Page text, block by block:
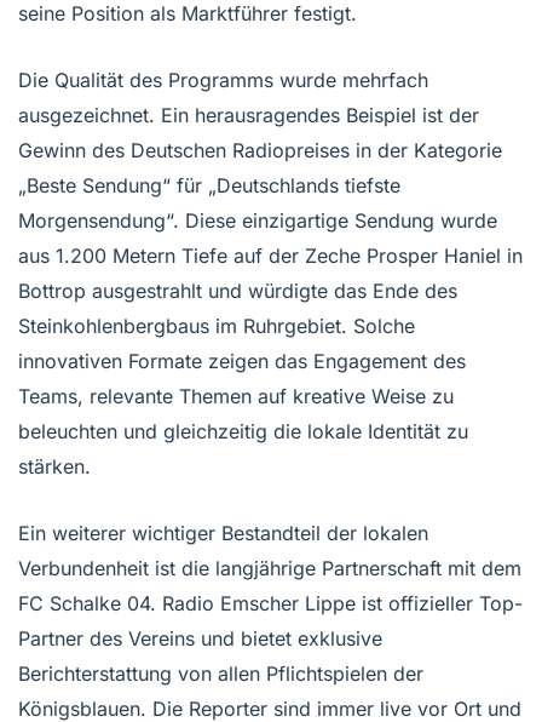
seine Position als Marktführer festigt.
Die Qualität des Programms wurde mehrfach
ausgezeichnet. Ein herausragendes Beispiel ist der
Gewinn des Deutschen Radiopreises in der Kategorie
„Beste Sendung“ für „Deutschlands tiefste
Morgensendung“. Diese einzigartige Sendung wurde
aus 1.200 Metern Tiefe auf der Zeche Prosper Haniel in
Bottrop ausgestrahlt und würdigte das Ende des
Steinkohlenbergbaus im Ruhrgebiet. Solche
innovativen Formate zeigen das Engagement des
Teams, relevante Themen auf kreative Weise zu
beleuchten und gleichzeitig die lokale Identität zu
stärken.
Ein weiterer wichtiger Bestandteil der lokalen
Verbundenheit ist die langjährige Partnerschaft mit dem
FC Schalke 04. Radio Emscher Lippe ist offizieller Top-
Partner des Vereins und bietet exklusive
Berichterstattung von allen Pflichtspielen der
Königsblauen. Die Reporter sind immer live vor Ort und